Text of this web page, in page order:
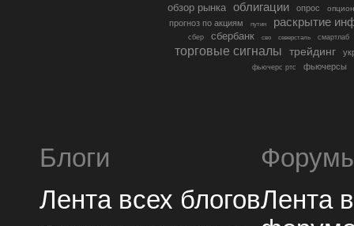
обзор рынка облигации опрос
прогноз по акциям путин раскрытие
сбер сбербанк сво северсталь смартлаб
торговые сигналы трейдинг
фьючерс ртс фьючерсы
Блоги
Лента всех блоговЛента